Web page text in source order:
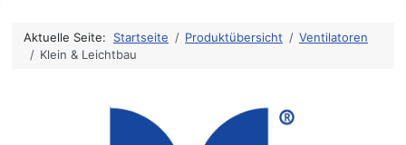
Aktuelle Seite: Startseite Produktübersicht
Ventilatoren
Klein & Leichtbau